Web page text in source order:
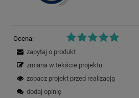
Ocena:
zapytaj o produkt
zmiana w tekście projektu
zobacz projekt przed realizacją
dodaj opinię